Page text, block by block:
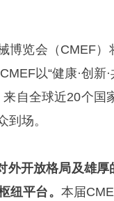
博览会（CMEF）
以“健康·创
自全球近20个国
到场。
外开放格局及雄
纽平台。 本届